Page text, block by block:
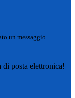
un messaggio
posta elettronica!